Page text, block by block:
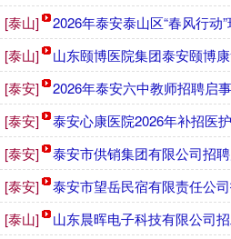
[泰山] 2026年泰安泰山区“春风行动”现场
[泰山] 山东颐博医院集团泰安颐博康复医院
[泰安] 2026年泰安六中教师招聘启事
[泰安] 泰安心康医院2026年补招医
[泰安] 泰安市供销集团有限公司招
[泰安] 泰安市望岳民宿有限责任公
[泰山] 山东晨晖电子科技有限公司